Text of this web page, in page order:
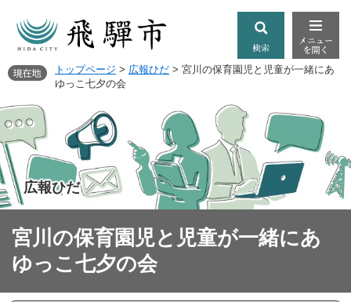
トップページ > 広報ひだ > 宮川の保育園児と児童が一緒にあ
ゆっこ七夕の会
広報ひだ
宮川の保育園児と児童が一緒にあ
ゆっこ七夕の会